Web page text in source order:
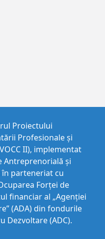
Proiectului
Profesionale și
II), implementat
Antreprenorială şi
în parteneriat cu
Forței de
financiar al „Agenției
(ADA) din fondurile
Dezvoltare (ADC).